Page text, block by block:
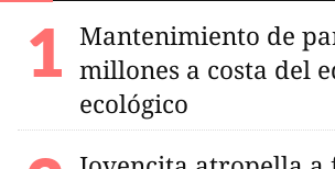
Mantenimiento de
millones a costa del
ecológico